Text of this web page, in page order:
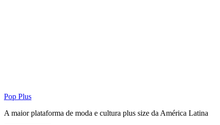
Pop Plus
A maior plataforma de moda e cultura plus size da América Latina